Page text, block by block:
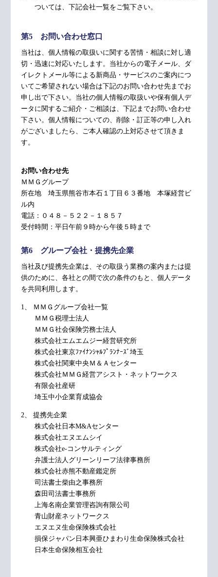
ついては、下記会社一覧をご覧下さい。
第5 お問い合わせ窓口
当社は、個人情報の取扱いに関する苦情・相談に対し適
切・迅速に対応いたします。当社からの電子メール、ダ
イレクトメール等による新商品・サービスのご案内につ
いてご希望されない場合は下記のお問い合わせ先までお
申し出で下さい。当社の個人情報の取扱いや保有個人デ
ータに関するご紹介・ご相談は、下記までお問い合わせ
下さい。個人情報についての、削除・訂正等の申し入れ
がございましたら、ご本人確認の上対応させて頂きま
す。
お問い合わせ先
ＭＭＧグループ
所在地 埼玉県熊谷市本石１丁目６３番地 本塚経営ビ
ル内
電話：０４８－５２２－１８５７
受付時間：平日午前９時から午後５時まで
第6 グループ会社・提携先企業
当社及び提携先企業は、その取扱う業務の案内または提
供のために、各社との間で次の条件のもと、個人データ
を共同利用します。
1、 ＭＭＧグループ会社一覧
ＭＭＧ税理士法人
ＭＭＧ社会保険労務士法人
株式会社エムエムジー経営研究所
株式会社東京ﾌｧｲﾅﾝｼｬﾙﾌﾟﾗﾝﾅｰｽﾞ埼玉
株式会社関東中央Ｍ＆Ａセンター
株式会社ＭＭＧ経営アシスト・ネットワークス
有限会社産研
埼玉中小企業育成協会
2、 提携先企業
株式会社日本M&Aセンター
株式会社エヌエムシイ
株式会社e-コンサルティング
弁護士法人グリーンリーフ法律事務所
株式会社赤熊不動産鑑定所
司法書士柴由之事務所
森田司法書士事務所
上海名南企業管理咨詢有限公司
青山財産ネットワークス
エヌエヌ生命保険株式会社
損保ジャパン日本興亜ひまわり生命保険株式会社
日本生命保険相互会社